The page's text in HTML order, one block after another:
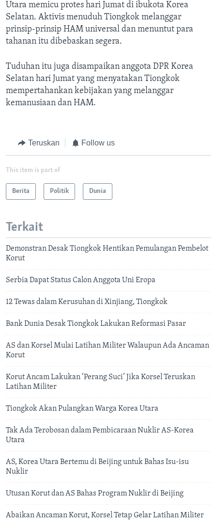
Utara memicu protes hari Jumat di ibukota Korea
Selatan. Aktivis menuduh Tiongkok melanggar
prinsip-prinsip HAM universal dan menuntut para
tahanan itu dibebaskan segera.
Tuduhan itu juga disampaikan anggota DPR Korea
Selatan hari Jumat yang menyatakan Tiongkok
mempertahankan kebijakan yang melanggar
kemanusiaan dan HAM.
Teruskan Follow us
This item is part of
Berita Politik Dunia
Terkait
Demonstran Desak Tiongkok Hentikan Pemulangan Pembelot
Korut
Serbia Dapat Status Calon Anggota Uni Eropa
12 Tewas dalam Kerusuhan di Xinjiang, Tiongkok
Bank Dunia Desak Tiongkok Lakukan Reformasi Pasar
AS dan Korsel Mulai Latihan Militer Walaupun Ada Ancaman
Korut
Korut Ancam Lakukan ‘Perang Suci’ Jika Korsel Teruskan
Latihan Militer
Tiongkok Akan Pulangkan Warga Korea Utara
Tak Ada Terobosan dalam Pembicaraan Nuklir AS-Korea
Utara
AS, Korea Utara Bertemu di Beijing untuk Bahas Isu-isu
Nuklir
Utusan Korut dan AS Bahas Program Nuklir di Beijing
Abaikan Ancaman Korut, Korsel Tetap Gelar Latihan Militer